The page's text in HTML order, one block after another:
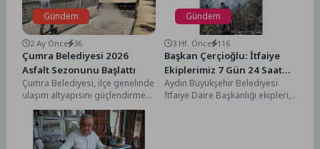
Gündem
2 Ay Önce 36
Çumra Belediyesi 2026
Asfalt Sezonunu Başlattı
Çumra Belediyesi, ilçe genelinde
ulaşım altyapısını güçlendirmek
ve vatandaşlara daha güvenli,
konforlu ve modern yollar...
Gündem
3 Hf. Önce 116
Başkan Çerçioğlu: İtfaiye
Ekiplerimiz 7 Gün 24 Saat
Vatandaşlarımızın Yanında
Aydın Büyükşehir Belediyesi
İtfaiye Daire Başkanlığı ekipleri,